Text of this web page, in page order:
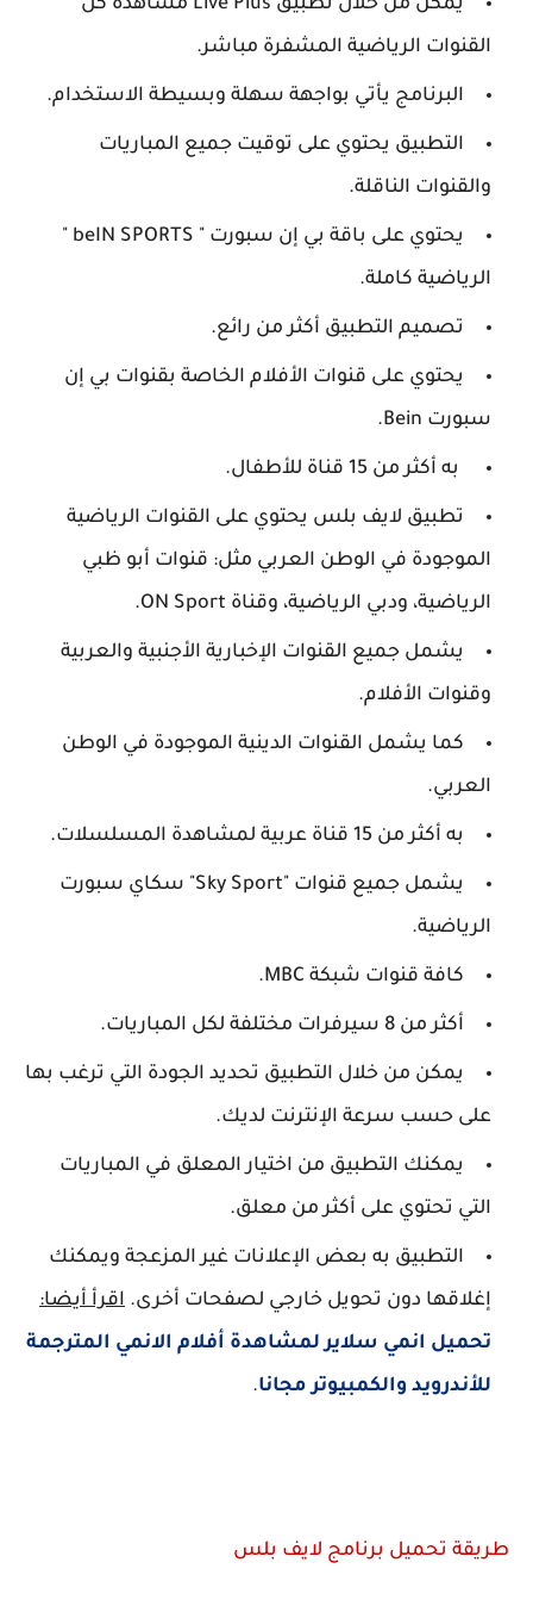
يمكن من خلال تطبيق Live Plus مشاهدة كل
القنوات الرياضية المشفرة مباشر.
البرنامج يأتي بواجهة سهلة وبسيطة الاستخدام.
التطبيق يحتوي على توقيت جميع المباريات
والقنوات الناقلة.
يحتوي على باقة بي إن سبورت " beIN SPORTS "
الرياضية كاملة.
تصميم التطبيق أكثر من رائع.
يحتوي على قنوات الأفلام الخاصة بقنوات بي إن
سبورت Bein.
به أكثر من 15 قناة للأطفال.
تطبيق لايف بلس يحتوي على القنوات الرياضية
الموجودة في الوطن العربي مثل: قنوات أبو ظبي
الرياضية، ودبي الرياضية، وقناة ON Sport.
يشمل جميع القنوات الإخبارية الأجنبية والعربية
وقنوات الأفلام.
كما يشمل القنوات الدينية الموجودة في الوطن
العربي.
به أكثر من 15 قناة عربية لمشاهدة المسلسلات.
يشمل جميع قنوات "Sky Sport" سكاي سبورت
الرياضية.
كافة قنوات شبكة MBC.
أكثر من 8 سيرفرات مختلفة لكل المباريات.
يمكن من خلال التطبيق تحديد الجودة التي ترغب بها
على حسب سرعة الإنترنت لديك.
يمكنك التطبيق من اختيار المعلق في المباريات
التي تحتوي على أكثر من معلق.
التطبيق به بعض الإعلانات غير المزعجة ويمكنك
إغلاقها دون تحويل خارجي لصفحات أخرى. اقرأ أيضا:
تحميل انمي سلاير لمشاهدة أفلام الانمي المترجمة
للأندرويد والكمبيوتر مجانا.
طريقة تحميل برنامج لايف بلس